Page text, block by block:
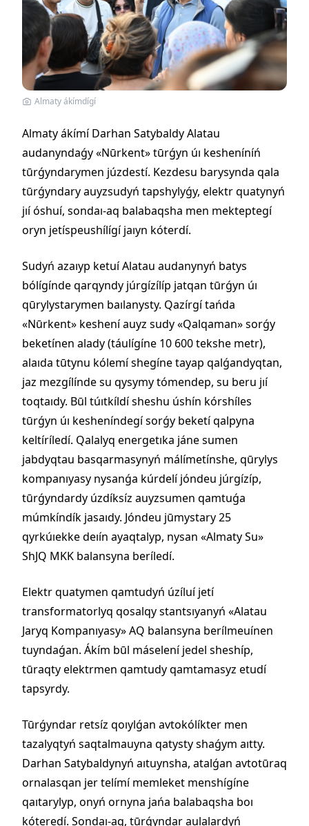
Almaty ákímdígí
Almaty ákímí Darhan Satybaldy Alatau
audanyndaǵy «Nūrkent» tūrǵyn úı kesheníníń
tūrǵyndarymen júzdestí. Kezdesu barysynda qala
tūrǵyndary auyzsudyń tapshylyǵy, elektr quatynyń
jıí óshuí, sondaı-aq balabaqsha men mekteptegí
oryn jetíspeushílígí jaıyn kóterdí.
Sudyń azaıyp ketuí Alatau audanynyń batys
bólígínde qarqyndy júrgízílíp jatqan tūrǵyn úı
qūrylystarymen baılanysty. Qazírgí tańda
«Nūrkent» keshení auyz sudy «Qalqaman» sorǵy
beketínen alady (táulígíne 10 600 tekshe metr),
alaıda tūtynu kólemí shegíne tayap qalǵandyqtan,
jaz mezgílínde su qysymy tómendep, su beru jıí
toqtaıdy. Būl túıtkíldí sheshu úshín kórshíles
tūrǵyn úı kesheníndegí sorǵy beketí qalpyna
keltíríledí. Qalalyq energetıka jáne sumen
jabdyqtau basqarmasynyń málímetínshe, qūrylys
kompanıyasy nysanǵa kúrdelí jóndeu júrgízíp,
tūrǵyndardy úzdíksíz auyzsumen qamtuǵa
múmkíndík jasaıdy. Jóndeu jūmystary 25
qyrkúıekke deıín ayaqtalyp, nysan «Almaty Su»
ShJQ MKK balansyna beríledí.
Elektr quatymen qamtudyń úzíluí jetí
transformatorlyq qosalqy stantsıyanyń «Alatau
Jaryq Kompanıyasy» AQ balansyna berílmeuínen
tuyndaǵan. Ákím būl máselení jedel sheshíp,
tūraqty elektrmen qamtudy qamtamasyz etudí
tapsyrdy.
Tūrǵyndar retsíz qoıylǵan avtokólíkter men
tazalyqtyń saqtalmauyna qatysty shaǵym aıtty.
Darhan Satybaldynyń aıtuynsha, atalǵan avtotūraq
ornalasqan jer telímí memleket menshígíne
qaıtarylyp, onyń ornyna jańa balabaqsha boı
kóteredí. Sondaı-aq, tūrǵyndar aulalardyń